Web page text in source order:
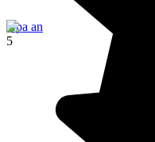
Hpa an
5